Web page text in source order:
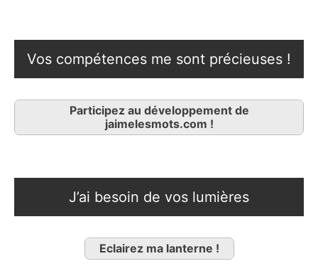
Vos compétences me sont précieuses !
Participez au développement de
jaimelesmots.com !
J’ai besoin de vos lumières
Eclairez ma lanterne !